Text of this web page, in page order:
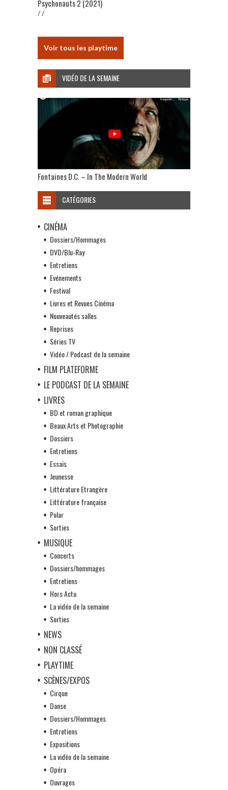
Psychonauts 2 (2021)
/ /
Voir tous les playtime
VIDÉO DE LA SEMAINE
Fontaines D.C. – In The Modern World
CATÉGORIES
CINÉMA
Dossiers/Hommages
DVD/Blu-Ray
Entretiens
Evénements
Festival
Livres et Revues Cinéma
Nouveautés salles
Reprises
Séries TV
Vidéo / Podcast de la semaine
FILM PLATEFORME
LE PODCAST DE LA SEMAINE
LIVRES
BD et roman graphique
Beaux Arts et Photographie
Dossiers
Entretiens
Essais
Jeunesse
Littérature Etrangère
Littérature française
Polar
Sorties
MUSIQUE
Concerts
Dossiers/hommages
Entretiens
Hors Actu
La vidéo de la semaine
Sorties
NEWS
NON CLASSÉ
PLAYTIME
SCÈNES/EXPOS
Cirque
Danse
Dossiers/Hommages
Entretiens
Expositions
La vidéo de la semaine
Opéra
Ouvrages